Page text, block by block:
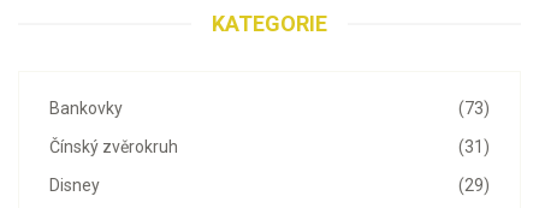
KATEGORIE
(73)
Bankovky
(31)
Čínský zvěrokruh
(29)
Disney